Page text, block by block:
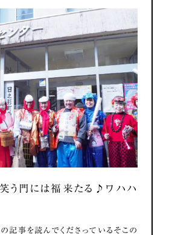
う門には福来たる♪ワハハ
事を読んでくださっているそこの